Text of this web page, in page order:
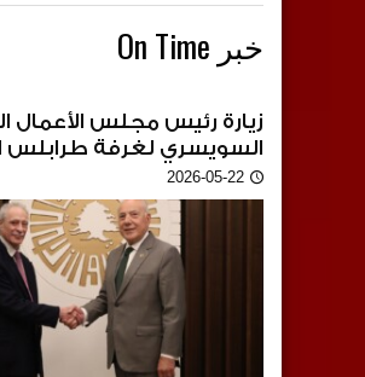
خبر On Time
زيارة رئيس مجلس الأعمال
السويسري لغرفة طرابلس
2026-05-22